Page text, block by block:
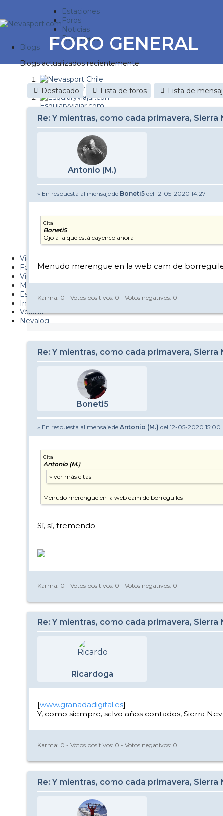
Estaciones
Foros
Noticias
Reportajes
Blogs
Blogs actualizados recientemente:
Nevasport Chile
Esquiaryviajar.com
nevasport blog
Discovery Snow
Diario de un friki
Metiendo Cantos
Viajes
Fotos
Videos
Material
Esquí Pro
Infonieve
Verano
Nevalog
FORO GENERAL
Destacado Lista de foros Lista de
Re: Y mientras, como cada primavera,
Antonio (M.)
» En respuesta al mensaje de Boneti5 del 12-05-2020 14:27
Cita
Boneti5
Ojo a la que está cayendo ahora
Menudo merengue en la web cam de
Karma: 0 - Votos positivos: 0 - Votos negativos: 0
Re: Y mientras, como cada primavera,
Boneti5
» En respuesta al mensaje de Antonio (M.) del 12-05-2020 15:00
Cita
Antonio (M.)
Menudo merengue en la web cam de borreguiles
Sí, sí, tremendo
Karma: 0 - Votos positivos: 0 - Votos negativos: 0
Re: Y mientras, como cada primavera,
Ricardoga
[www.granadadigital.es]
Y, como siempre, salvo años contados, Sierra
Karma: 0 - Votos positivos: 0 - Votos negativos: 0
Re: Y mientras, como cada primavera,